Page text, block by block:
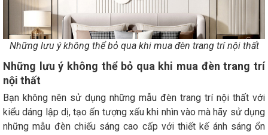
Những lưu ý không thể bỏ qua khi mua đèn trang trí nội thất
Những lưu ý không thể bỏ qua khi mua đèn trang trí
nội thất
Bạn không nên sử dụng những mẫu đèn trang trí nội thất với
kiểu dáng lập dị, tạo ấn tượng xấu khi nhìn vào mà hãy sử dụng
những mẫu đèn chiếu sáng cao cấp với thiết kế ánh sáng ổn